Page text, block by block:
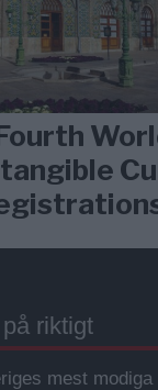
riktigt
mest modiga